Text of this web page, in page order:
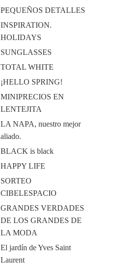
PEQUEÑOS DETALLES
INSPIRATION.
HOLIDAYS
SUNGLASSES
TOTAL WHITE
¡HELLO SPRING!
MINIPRECIOS EN
LENTEJITA
LA NAPA, nuestro mejor
aliado.
BLACK is black
HAPPY LIFE
SORTEO
CIBELESPACIO
GRANDES VERDADES
DE LOS GRANDES DE
LA MODA
El jardín de Yves Saint
Laurent